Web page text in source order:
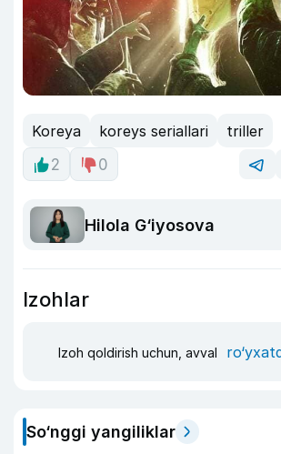
Koreya koreys seriallari
triller
2
0
Hilola G‘iyosova
Izohlar
Izoh qoldirish uchun, avval
So‘nggi yangiliklar